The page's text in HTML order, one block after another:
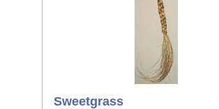
Sweetgrass